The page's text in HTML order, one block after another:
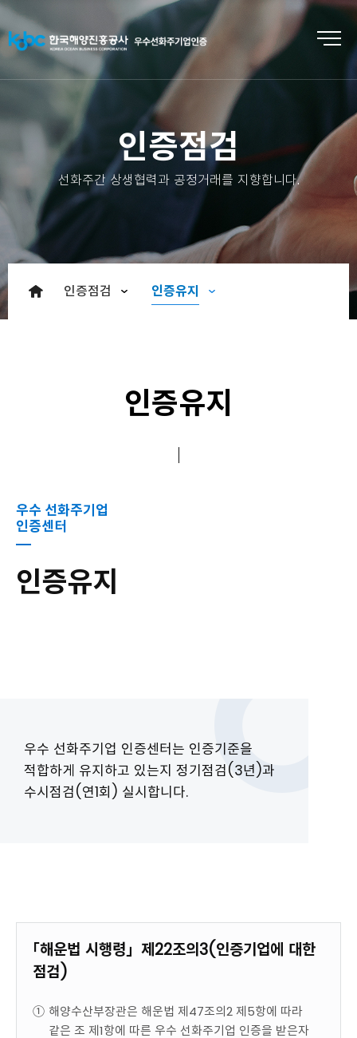
인증점검
선화주간 상생협력과 공정거래를 지향합니다.
인증점검 인증유지
인증유지
우수 선화주기업
인증센터
인증유지
우수 선화주기업 인증센터는 인증기준을
적합하게 유지하고 있는지 정기점검(3년)과
수시점검(연1회) 실시합니다.
「해운법 시행령」제22조의3(인증기업에 대한
점검)
① 해양수산부장관은 해운법 제47조의2 제5항에 따라
같은 조 제1항에 따른 우수 선화주기업 인증을 받은자